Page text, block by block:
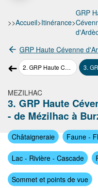
>>Accueil>Itinérance>
GRP
GRP Haute Cévenne
➜Étape précédente
2. GRP Haute Cévenne d'Ardèche (étape 2) - de St-Joseph-des-Bancs au col de Mézilhac 3.GRP Haute
MEZILHAC
3. GRP Haute
- de Mézilhac à
Châtaigneraie Faune -
Lac - Rivière - Cascade
Sommet et points de vue